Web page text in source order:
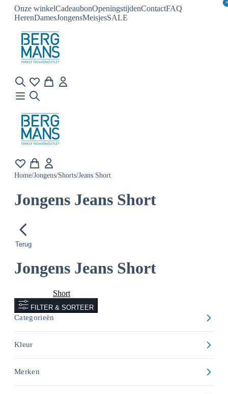
Onze winkelCadeaubonOpeningstijdenContactFAQ
HerenDamesJongensMeisjesSALE
×
×
Home/Jongens/Shorts/Jeans Short
Jongens Jeans Short
Terug
Jongens Jeans Short
Short
FILTER & SORTEER
Categorieën
Kleur
Merken